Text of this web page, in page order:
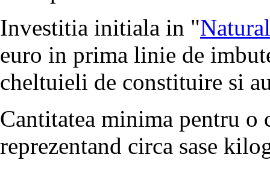
Investitia initiala in "
euro in prima linie de
cheltuieli de constituire si
Cantitatea minima pentru o
reprezentand circa sase